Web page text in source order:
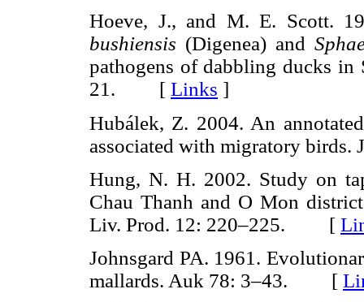
Hoeve, J., and M. E. Scott.
bushiensis (Digenea) and
pathogens of dabbling ducks
21. [ Links ]
Hubálek, Z. 2004. An
associated with migratory
Hung, N. H. 2002. Study on
Chau Thanh and O Mon
Liv. Prod. 12: 220–225. [
Johnsgard PA. 1961.
mallards. Auk 78: 3–43. [